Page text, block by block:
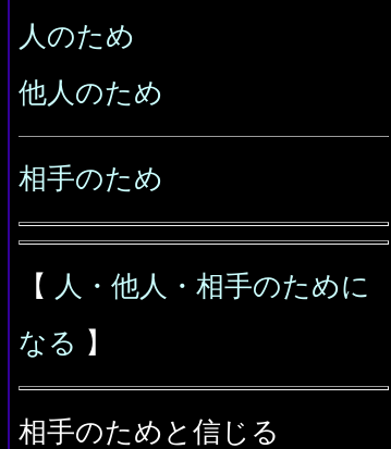
人のため
他人のため
相手のため
【 人・他人・相手のために
なる 】
相手のためと信じる